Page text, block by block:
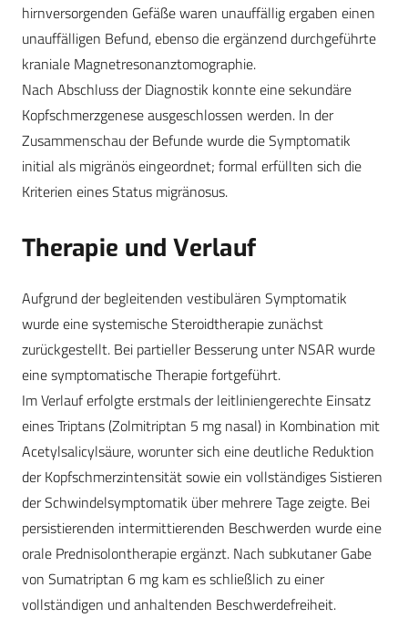
hirnversorgenden Gefäße waren unauffällig ergaben einen
unauffälligen Befund, ebenso die ergänzend durchgeführte
kraniale Magnetresonanztomographie.
Nach Abschluss der Diagnostik konnte eine sekundäre
Kopfschmerzgenese ausgeschlossen werden. In der
Zusammenschau der Befunde wurde die Symptomatik
initial als migränös eingeordnet; formal erfüllten sich die
Kriterien eines Status migränosus.
Therapie und Verlauf
Aufgrund der begleitenden vestibulären Symptomatik
wurde eine systemische Steroidtherapie zunächst
zurückgestellt. Bei partieller Besserung unter NSAR wurde
eine symptomatische Therapie fortgeführt.
Im Verlauf erfolgte erstmals der leitliniengerechte Einsatz
eines Triptans (Zolmitriptan 5 mg nasal) in Kombination mit
Acetylsalicylsäure, worunter sich eine deutliche Reduktion
der Kopfschmerzintensität sowie ein vollständiges Sistieren
der Schwindelsymptomatik über mehrere Tage zeigte. Bei
persistierenden intermittierenden Beschwerden wurde eine
orale Prednisolontherapie ergänzt. Nach subkutaner Gabe
von Sumatriptan 6 mg kam es schließlich zu einer
vollständigen und anhaltenden Beschwerdefreiheit.